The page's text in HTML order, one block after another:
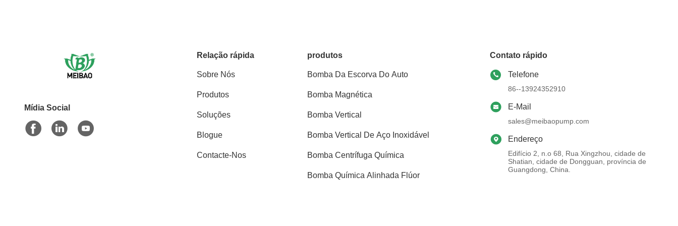
Mídia Social
Relação rápida
Sobre Nós
Produtos
Soluções
Blogue
Contacte-Nos
produtos
Bomba Da Escorva Do Auto
Bomba Magnética
Bomba Vertical
Bomba Vertical De Aço Inoxidável
Bomba Centrífuga Química
Bomba Química Alinhada Flúor
Contato rápido
Telefone
86--13924352910
E-Mail
sales@meibaopump.com
Endereço
Edifício 2, n.o 68, Rua Xingzhou, cidade de
Shatian, cidade de Dongguan, província de
Guangdong, China.